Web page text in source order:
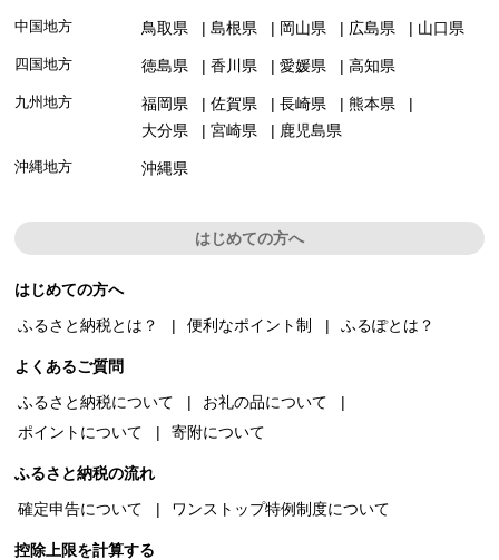
中国地方 鳥取県 島根県 岡山県 広島県 山口県
四国地方 徳島県 香川県 愛媛県 高知県
九州地方 福岡県 佐賀県 長崎県
熊本県
大分県
宮崎県 鹿児島県
沖縄地方 沖縄県
はじめての方へ
はじめての方へ
ふるさと納税とは？
便利なポイント制 ふるぽとは？
よくあるご質問
ふるさと納税について
お礼の品について
ポイントについて
寄附について
ふるさと納税の流れ
確定申告について
ワンストップ特例制度について
控除上限を計算する